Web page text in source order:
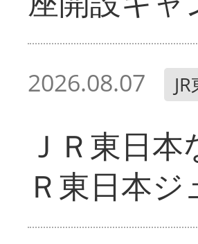
2026.08.07
ＪＲ東日
Ｒ東日本